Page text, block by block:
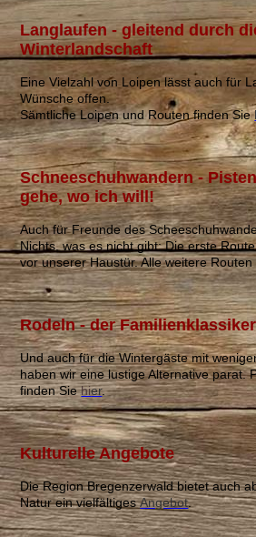
Langlaufen - gleitend durch
Winterlandschaft
Eine Vielzahl von Loipen lässt auch für
Wünsche offen.
Sämtliche Loipen und Routen finden Sie
Schneeschuhwandern -
gehe, wo ich will!
Auch für Freunde des
Nichts, was es nicht gibt: Die erste
vor unserer Haustür. Alle weitere
Rodeln - der Familienklassiker
Und auch für die Wintergäste mit
haben wir eine lustige Alternative parat.
finden Sie hier.
Kulturelle Angebote
Die Region Bregenzerwald bietet auch
Natur ein vielfältigesAngebot.